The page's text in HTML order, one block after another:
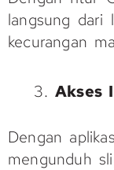
langsung dari
kecurangan
Akses
Dengan
mengunduh